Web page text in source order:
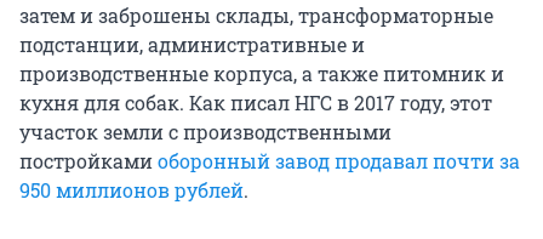
затем и заброшены склады, трансформаторные
подстанции, административные и
производственные корпуса, а также питомник и
кухня для собак. Как писал НГС в 2017 году, этот
участок земли с производственными
постройкамиоборонный завод продавал почти за
950 миллионов рублей.